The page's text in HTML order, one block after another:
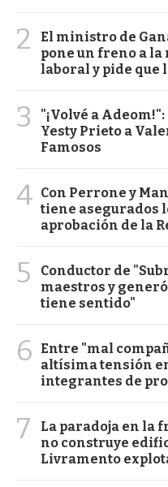
2
El ministro de
pone un freno a
laboral y pide que
3
"¡Volvé a
Yesty Prieto a
Famosos
4 Con Perrone y
tiene asegurados
aprobación de la
5
Conductor de
maestros y
tiene sentido"
6
Entre "mal
altísima tensión
integrantes de
7
La paradoja en la
no construye
Livramento